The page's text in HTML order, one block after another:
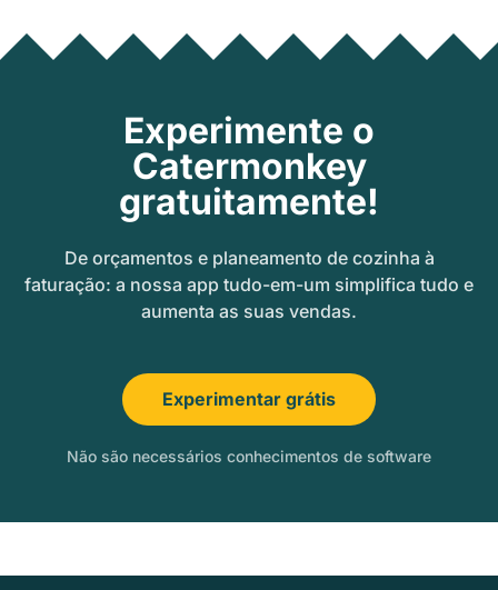
Experimente o
Catermonkey
gratuitamente!
De orçamentos e planeamento de cozinha à
faturação: a nossa app tudo-em-um simplifica tudo e
aumenta as suas vendas.
Experimentar grátis
Não são necessários conhecimentos de software